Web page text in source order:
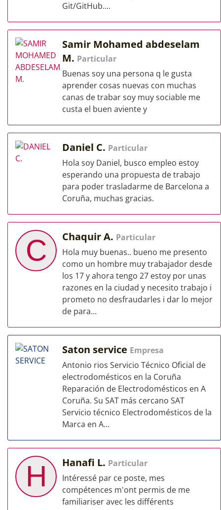
Git/GitHub....
Samir Mohamed abdeselam
M. Particular
Buenas soy una persona q le gusta
aprender cosas nuevas con muchas
canas de trabar soy muy sociable me
custa el buen aviente y
Daniel C. Particular
Hola soy Daniel, busco empleo estoy
esperando una propuesta de trabajo
para poder trasladarme de Barcelona a
Coruña, muchas gracias.
C Chaquir A. Particular
Hola muy buenas.. bueno me presento
como un hombre muy trabajador desde
los 17 y ahora tengo 27 estoy por unas
razones en la ciudad y necesito trabajo i
prometo no desfraudarles i dar lo mejor
de para...
Saton service Empresa
Antonio rios Servicio Técnico Oficial de
electrodomésticos en la Coruña
Reparación de Electrodomésticos en A
Coruña. Su SAT más cercano SAT
Servicio técnico Electrodomésticos de la
Marca en A...
H Hanafi L. Particular
Intéressé par ce poste, mes
compétences m'ont permis de me
familiariser avec les différents